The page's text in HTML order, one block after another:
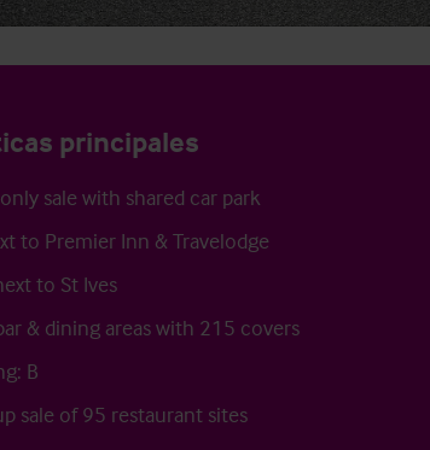
principales
sale with shared car park
to Premier Inn & Travelodge
to St Ives
& dining areas with 215 covers
B
sale of 95 restaurant sites